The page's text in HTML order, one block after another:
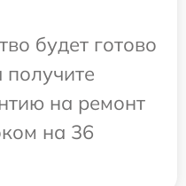
будет готово
на ремонт
на 36